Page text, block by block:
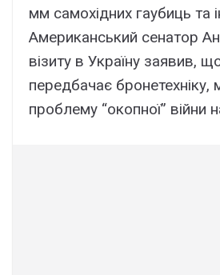
мм самохідних гаубиць та
Американський сенатор
візиту в Україну заявив,
передбачає бронетехніку,
проблему “окопної” війни